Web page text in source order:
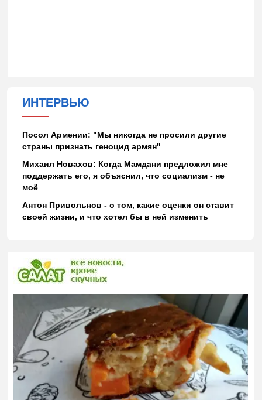
ИНТЕРВЬЮ
Посол Армении: "Мы никогда не просили другие
страны признать геноцид армян"
Михаил Новахов: Когда Мамдани предложил мне
поддержать его, я объяснил, что социализм - не
моё
Антон Привольнов - о том, какие оценки он ставит
своей жизни, и что хотел бы в ней изменить